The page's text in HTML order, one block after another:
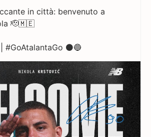
in città: benvenuto a
🫡🇲🇪
#GoAtalantaGo ⚫🔵